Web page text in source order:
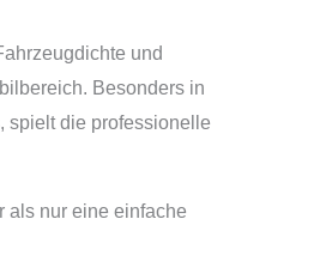
und
Besonders in
spielt die professionelle
als nur eine einfache